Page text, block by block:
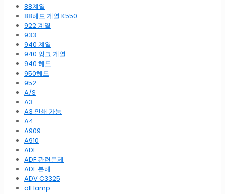
88계열
88헤드 계열 K550
922 계열
933
940 계열
940 잉크 계열
940 헤드
950헤드
952
A/S
A3
A3 인쇄 가능
A4
A909
A910
ADF
ADF 관련문제
ADF 분해
ADV C3325
all lamp